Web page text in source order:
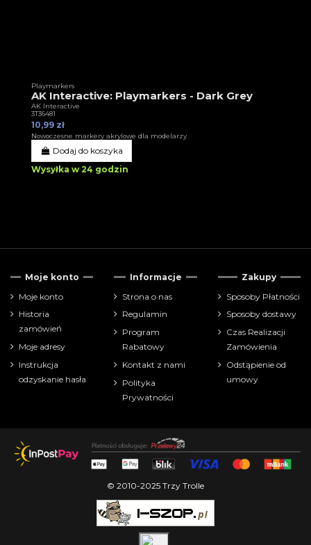
Playmarkers
AK Interactive: Playmarkers - Dark Grey
AK Interactive
3T36481
10,99 zł
Nowoczesne markery akrylowe dla modelarzy
Dodaj do koszyka
Wysyłka w 24 godzin
Moje konto
Moje konto
Historia
zamówień
Moje adresy
Instrukcja
odzyskanie hasła
Informacje
Strona o nas
Regulamin
Program
Rabatowy
Kontakt z nami
Polityka
Prywatności
Zakupy
Sposoby Płatności
Sposoby dostawy
Czas Realizacji
Zamówienia
Odstąpienie od
umowy
© 2010-2025 Trzy Trolle